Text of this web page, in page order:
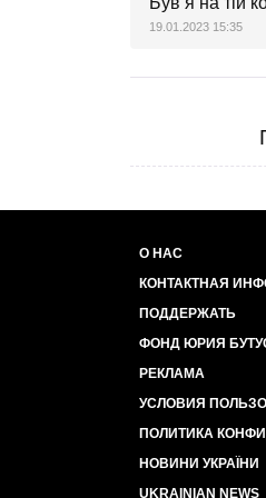
19.01.2023 15:35
О НАС
КОНТАКТНАЯ
ПОДДЕРЖАТЬ
ФОНД ЮРИЯ
РЕКЛАМА
УСЛОВИЯ
ПОЛИТИКА
НОВИНИ УКРАЇНИ
UKRAINIAN NEWS